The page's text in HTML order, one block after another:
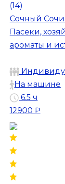
(14)
Сочный
Пасеки,
ароматы и
На машине
6.5 ч
12900 ₽